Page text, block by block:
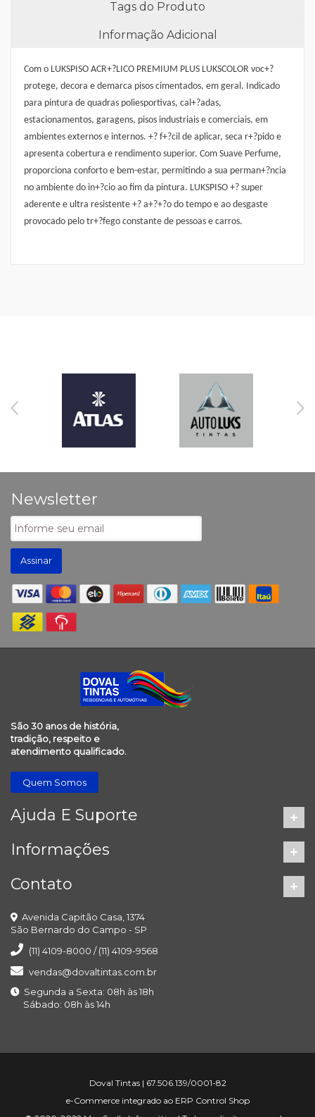
Tags do Produto
Informação Adicional
Com o LUKSPISO ACR+?LICO PREMIUM PLUS LUKSCOLOR voc+?
protege, decora e demarca pisos cimentados, em geral. Indicado
para pintura de quadras poliesportivas, cal+?adas,
estacionamentos, garagens, pisos industriais e comerciais, em
ambientes externos e internos. +? f+?cil de aplicar, seca r+?pido e
apresenta cobertura e rendimento superior. Com Suave Perfume,
proporciona conforto e bem-estar, permitindo a sua perman+?ncia
no ambiente do in+?cio ao fim da pintura. LUKSPISO +? super
aderente e ultra resistente +? a+?+?o do tempo e ao desgaste
provocado pelo tr+?fego constante de pessoas e carros.
Newsletter
Assinar
São 30 anos de história,
tradição, respeito e
atendimento qualificado.
Quem Somos
Ajuda E Suporte
Informações
Contato
Avenida Capitão Casa, 1374
São Bernardo do Campo - SP
(11) 4109-8000 / (11) 4109-9568
vendas@dovaltintas.com.br
Segunda a Sexta: 08h às 18h
Sábado: 08h às 14h
Doval Tintas | 67.506.139/0001-82
e-Commerce integrado ao ERP Control Shop